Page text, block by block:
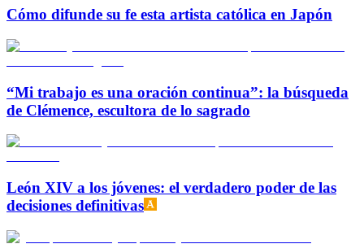
Cómo difunde su fe esta artista católica en Japón
“Mi trabajo es una oración continua”: la búsqueda
de Clémence, escultora de lo sagrado
León XIV a los jóvenes: el verdadero poder de las
decisiones definitivas